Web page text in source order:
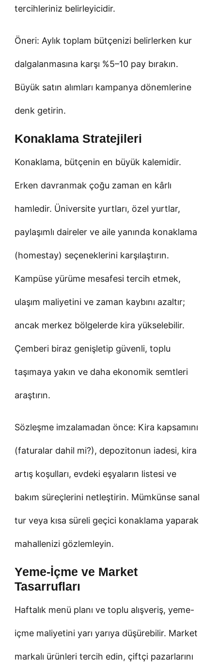
tercihleriniz belirleyicidir.
Öneri: Aylık toplam bütçenizi belirlerken kur
dalgalanmasına karşı %5–10 pay bırakın.
Büyük satın alımları kampanya dönemlerine
denk getirin.
Konaklama Stratejileri
Konaklama, bütçenin en büyük kalemidir.
Erken davranmak çoğu zaman en kârlı
hamledir. Üniversite yurtları, özel yurtlar,
paylaşımlı daireler ve aile yanında konaklama
(homestay) seçeneklerini karşılaştırın.
Kampüse yürüme mesafesi tercih etmek,
ulaşım maliyetini ve zaman kaybını azaltır;
ancak merkez bölgelerde kira yükselebilir.
Çemberi biraz genişletip güvenli, toplu
taşımaya yakın ve daha ekonomik semtleri
araştırın.
Sözleşme imzalamadan önce: Kira kapsamını
(faturalar dahil mi?), depozitonun iadesi, kira
artış koşulları, evdeki eşyaların listesi ve
bakım süreçlerini netleştirin. Mümkünse sanal
tur veya kısa süreli geçici konaklama yaparak
mahallenizi gözlemleyin.
Yeme-İçme ve Market
Tasarrufları
Haftalık menü planı ve toplu alışveriş, yeme-
içme maliyetini yarı yarıya düşürebilir. Market
markalı ürünleri tercih edin, çiftçi pazarlarını